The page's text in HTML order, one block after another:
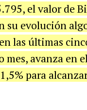
el valor de
su evolución
las últimas
mes, avanza en
para